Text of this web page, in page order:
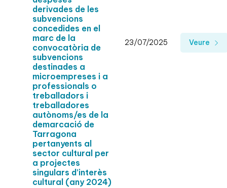
derivades de les
subvencions
concedides en el
marc de la
convocatòria de
subvencions
destinades a
microempreses i a
professionals o
treballadors i
treballadores
autònoms/es de la
demarcació de
Tarragona
pertanyents al
sector cultural per
a projectes
singulars d’interès
cultural (any 2024)
23/07/2025 Veure